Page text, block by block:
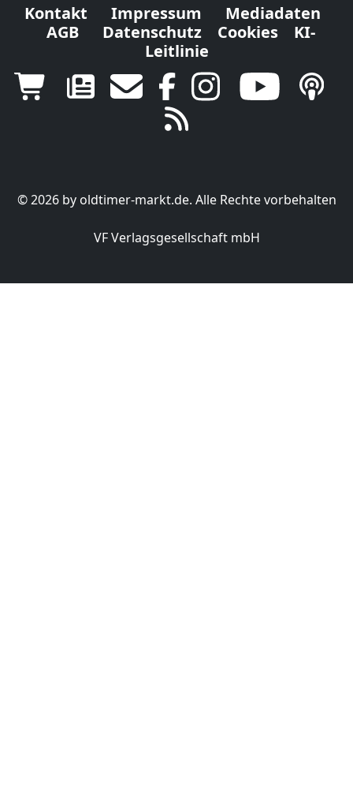
Kontakt
Impressum
Mediadaten
AGB
Datenschutz Cookies
KI-
Leitlinie
© 2026 by oldtimer-markt.de. Alle Rechte vorbehalten
VF Verlagsgesellschaft mbH